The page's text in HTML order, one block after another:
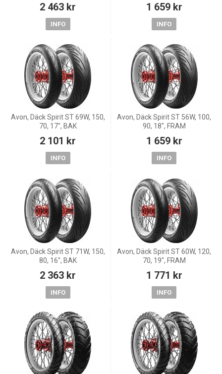
2 463 kr
INFO
1 659 kr
INFO
Avon, Däck Spirit ST 69W, 150,
70, 17", BAK
2 101 kr
INFO
Avon, Däck Spirit ST 56W, 100,
90, 18", FRAM
1 659 kr
INFO
Avon, Däck Spirit ST 71W, 150,
80, 16", BAK
2 363 kr
INFO
Avon, Däck Spirit ST 60W, 120,
70, 19", FRAM
1 771 kr
INFO